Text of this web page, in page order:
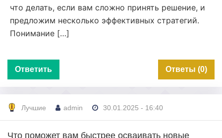
что делать, если вам сложно принять решение, и
предложим несколько эффективных стратегий.
Понимание […]
Ответить Ответы (0)
Лучшие admin 30.01.2025 - 16:40
Что поможет вам быстрее осваивать новые